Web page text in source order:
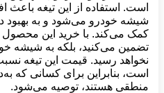
است. استفاده از این تیغه باعث
شیشه خودرو می‌شود و به بهبود
کمک می‌کند. با خرید این محصول نه
تضمین می‌کنید، بلکه به شیشه
نخواهد رسید. قیمت این تیغه
است، بنابراین برای کسانی که
منطقی هستند، توصیه می‌شود.